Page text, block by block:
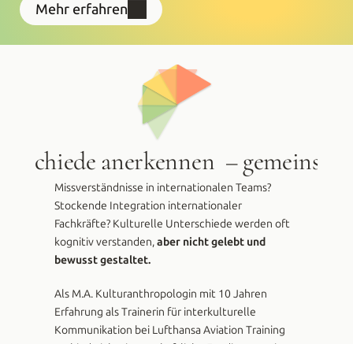
Mehr erfahren
anerkennen  –
Missverständnisse in internationalen Teams?
Stockende Integration internationaler
Fachkräfte? Kulturelle Unterschiede werden oft
kognitiv verstanden, aber nicht gelebt und
bewusst gestaltet.
Als M.A. Kulturanthropologin mit 10 Jahren
Erfahrung als Trainerin für interkulturelle
Kommunikation bei Lufthansa Aviation Training